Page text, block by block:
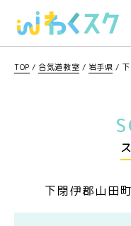
TOP /合気道教室 / 岩手県 /
下閉伊郡山田